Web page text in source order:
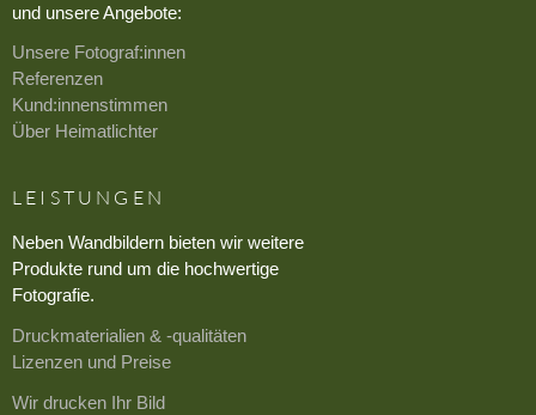
und unsere Angebote:
Unsere Fotograf:innen
Referenzen
Kund:innenstimmen
Über Heimatlichter
LEISTUNGEN
Neben Wandbildern bieten wir weitere
Produkte rund um die hochwertige
Fotografie.
Druckmaterialien & -qualitäten
Lizenzen und Preise
Wir drucken Ihr Bild